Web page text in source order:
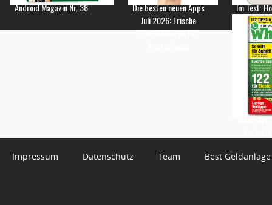
Android Magazin Nr. 36
Die besten neuen Apps
Juli 2026: Frische
Empfehlungen für
Im Test:
Impressum Datenschutz Team Best Geldanlage